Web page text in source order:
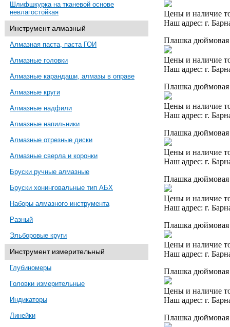
Шлифшкурка на тканевой основе
невлагостойкая
Инструмент алмазный
Алмазная паста, паста ГОИ
Алмазные головки
Алмазные карандаши, алмазы в оправе
Алмазные круги
Алмазные надфили
Алмазные напильники
Алмазные отрезные диски
Алмазные сверла и коронки
Бруски ручные алмазные
Бруски хонинговальные тип АБХ
Наборы алмазного инструмента
Разный
Эльборовые круги
Инструмент измерительный
Глубиномеры
Головки измерительные
Индикаторы
Линейки
Цены и наличие
Наш адрес: г.
Плашка
Цены и наличие
Наш адрес: г.
Плашка
Цены и наличие
Наш адрес: г.
Плашка
Цены и наличие
Наш адрес: г.
Плашка
Цены и наличие
Наш адрес: г.
Плашка
Цены и наличие
Наш адрес: г.
Плашка
Цены и наличие
Наш адрес: г.
Плашка